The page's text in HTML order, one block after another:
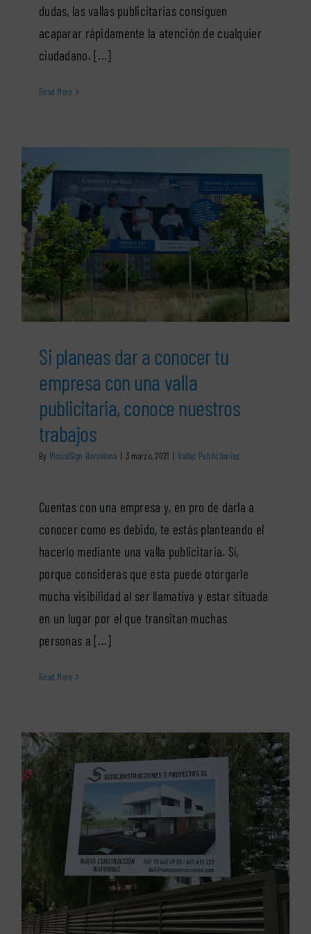
dudas, las vallas publicitarias consiguen
acaparar rápidamente la atención de cualquier
ciudadano. [...]
Read More
Si planeas dar a conocer tu
empresa con una valla
publicitaria, conoce nuestros
trabajos
By VisualSign Barcelona 3 marzo, 2021 Vallas Publicitarias
Cuentas con una empresa y, en pro de darla a
conocer como es debido, te estás planteando el
hacerlo mediante una valla publicitaria. Sí,
porque consideras que esta puede otorgarle
mucha visibilidad al ser llamativa y estar situada
en un lugar por el que transitan muchas
personas a [...]
Read More